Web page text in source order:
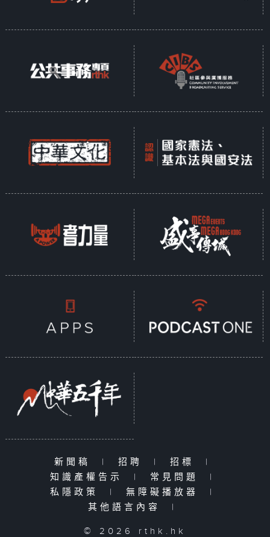
新聞稿 | 招聘 | 招標
|
知識產權告示
| 常見問題
|
私隱政策
| 無障礙播放器
|
其他語言內容
|
© 2026 rthk.hk